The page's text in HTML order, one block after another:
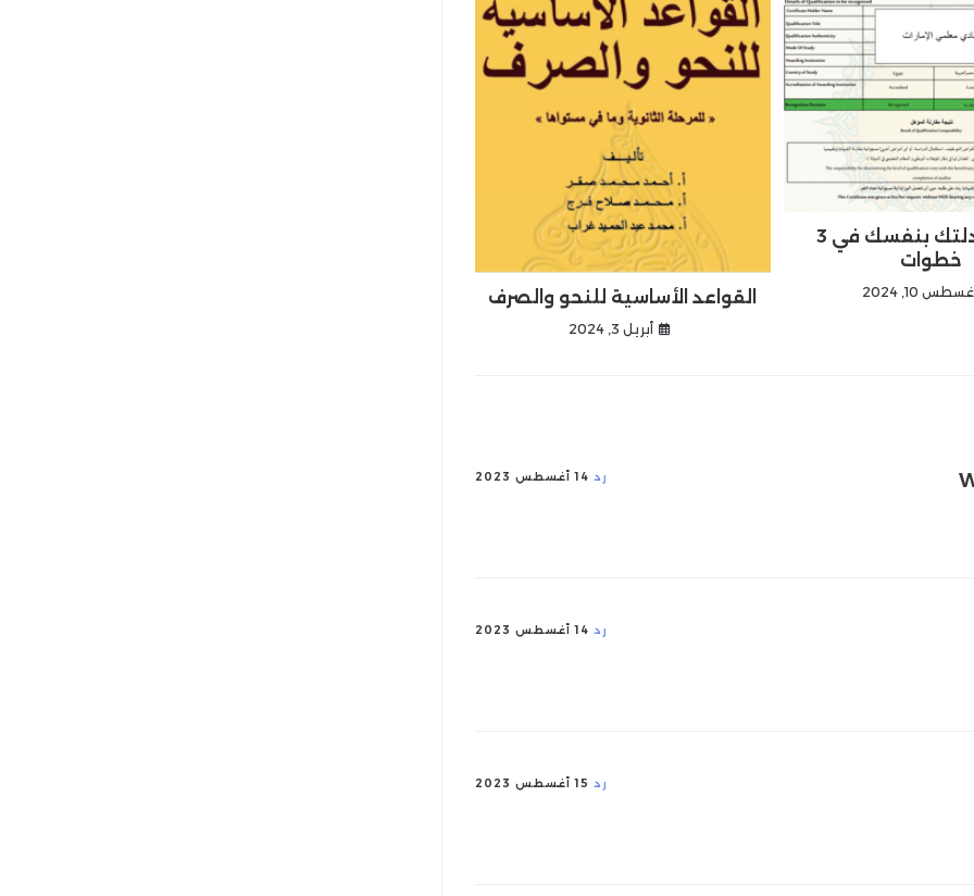
القواعد الأساسية للنحو والصرف
أبريل 3, 2024
انجز معادلتك بنفسك في 3
خطوات
10, 2024
رد 14 أغسطس 2023
رد 14 أغسطس 2023
رد 15 أغسطس 2023